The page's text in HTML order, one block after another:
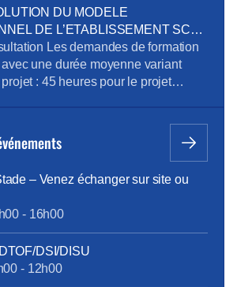
sobriété énergétique Mandatement
: Politique Voyage, Remisage
de la prévention de l’addiction au
Pour télécharger le […]
DU MODELE
DE L’ETABLISSEMENT SCE
Les demandes de formation
avec une durée moyenne variant
: 45 heures pour le projet
organisés pour aider les volontaires
compétences, avec des
– Venez échanger sur site ou
- 16h00
DSI/DISU
- 12h00